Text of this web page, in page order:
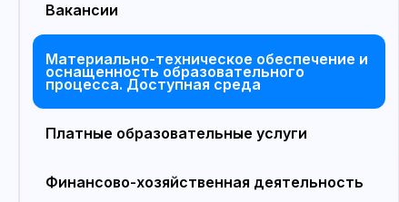
Вакансии
Материально-техническое обеспечение и
оснащенность образовательного
процесса. Доступная среда
Платные образовательные услуги
Финансово-хозяйственная деятельность